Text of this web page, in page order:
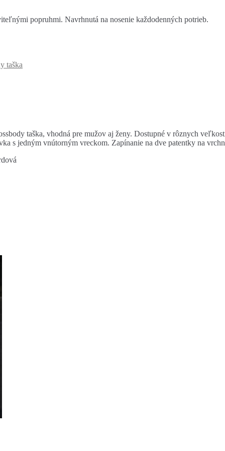
popruhmi. Navrhnutá na nosenie každodenných potrieb.
taška
taška, vhodná pre mužov aj ženy. Dostupné v rôznych
s jedným vnútorným vreckom. Zapínanie na dve patentky na